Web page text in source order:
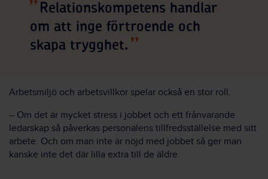
Relationskompetens handlar
om att inge förtroende och
skapa trygghet.
Arbetsmiljö och arbetsvillkor spelar också en stor roll.
– Om det är mycket stress i jobbet och ett frånvarande
ledarskap så påverkas personalens tillfredsställelse med sitt
arbete. Och om man inte är nöjd med jobbet så ger man
kanske inte det där lilla extra till de äldre.